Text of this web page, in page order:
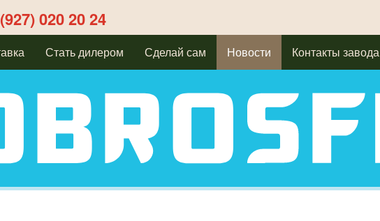
020 20 24
Стать дилером Сделай сам Новости Контакты завода